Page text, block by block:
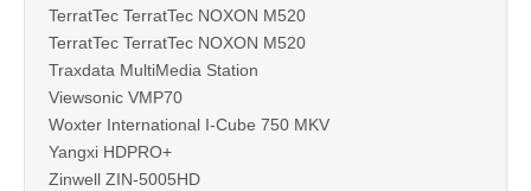
TerratTec TerratTec NOXON M520
TerratTec TerratTec NOXON M520
Traxdata MultiMedia Station
Viewsonic VMP70
Woxter International I-Cube 750 MKV
Yangxi HDPRO+
Zinwell ZIN-5005HD